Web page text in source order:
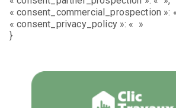
« consent_commercial_prospection »:
« consent_privacy_policy »: « »
}